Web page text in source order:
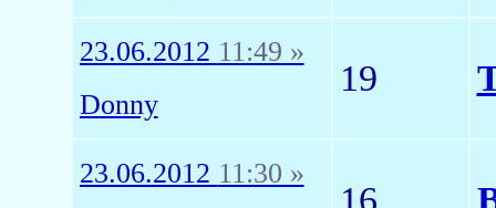
23.06.2012 11:49 »
Donny
19
23.06.2012 11:30 »
16